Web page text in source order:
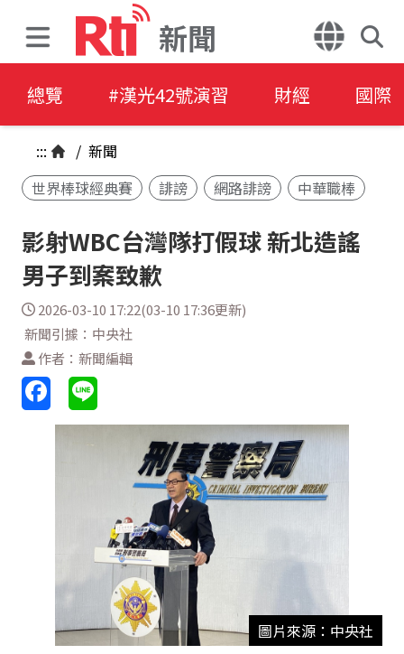
新聞
總覽 #漢光42號演習 財經 國際
::: / 新聞
世界棒球經典賽
誹謗 網路誹謗 中華職棒
影射WBC台灣隊打假球 新北造謠
男子到案致歉
2026-03-10 17:22(03-10 17:36更新)
新聞引據：中央社
作者：新聞編輯
圖片來源：中央社